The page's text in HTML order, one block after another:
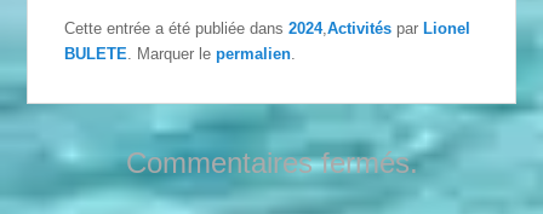
Cette entrée a été publiée dans2024,Activités parLionel
BULETE . Marquer lepermalien
Commentaires fermés.